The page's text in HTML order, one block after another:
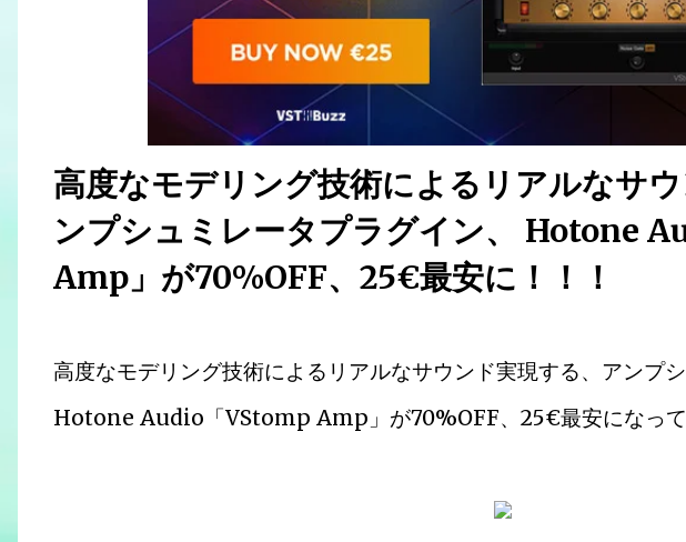
高度なモデリング技術によるリアルなサ
ンプシュミレータプラグイン、 Hotone
Amp」が70%OFF、25€最安に！！！
高度なモデリング技術によるリアルなサウンド実現する、アンプ
Hotone Audio「VStomp Amp」が70%OFF、25€最安になって